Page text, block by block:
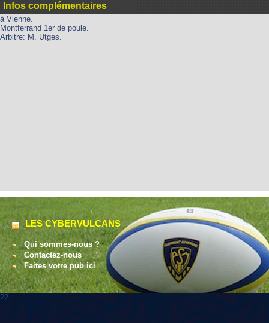
Infos complémentaires
à Vienne.
Montferrand 1er de poule.
Arbitre: M. Utges.
LES CYBERVULCANS
Qui sommes-nous ?
Contactez-nous
Faites votre pub ici
22